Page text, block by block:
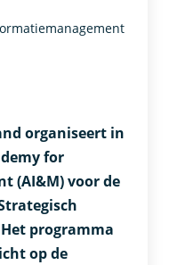
organiseert in
for
(AI&M) voor de
programma
op de